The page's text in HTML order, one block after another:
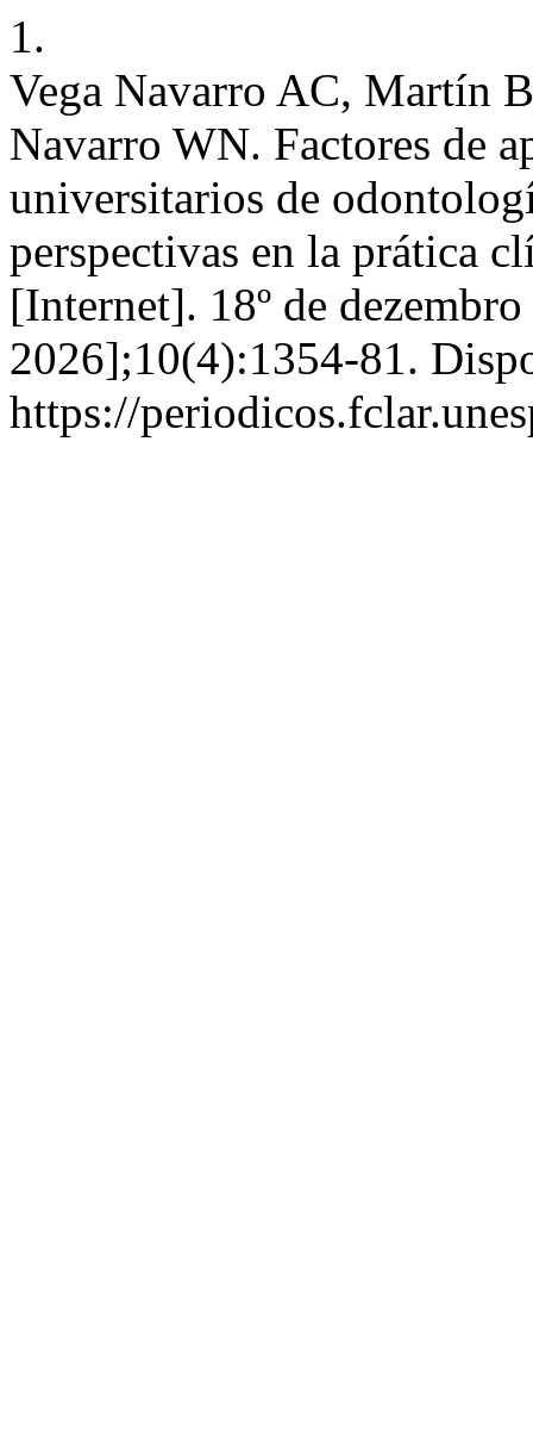
1.
Vega Navarro AC, Martín
Navarro WN. Factores de
universitarios de
perspectivas en la prática
[Internet]. 18º de
2026];10(4):1354-81.
https://